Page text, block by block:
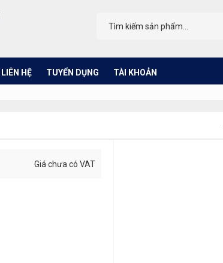
LIÊN HỆ TUYỂN DỤNG TÀI KHOẢN
Giá chưa có VAT